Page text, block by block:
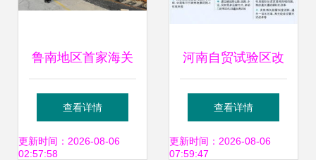
鲁南地区首家海关
多式联运监管站正
式开通，多式联运
查看详情
更新时间：2026-08-06
02:57:58
河南自贸试验区改
革再深化 多式联运
服务赋能“四梁八
查看详情
更新时间：2026-08-06
07:59:47